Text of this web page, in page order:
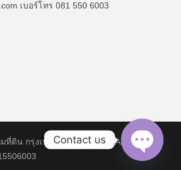
เบอร์โทร 081 550 6003
ที่ดิน กรุงเทพ และ ปริมณฑล. All rights
Contact us
Open